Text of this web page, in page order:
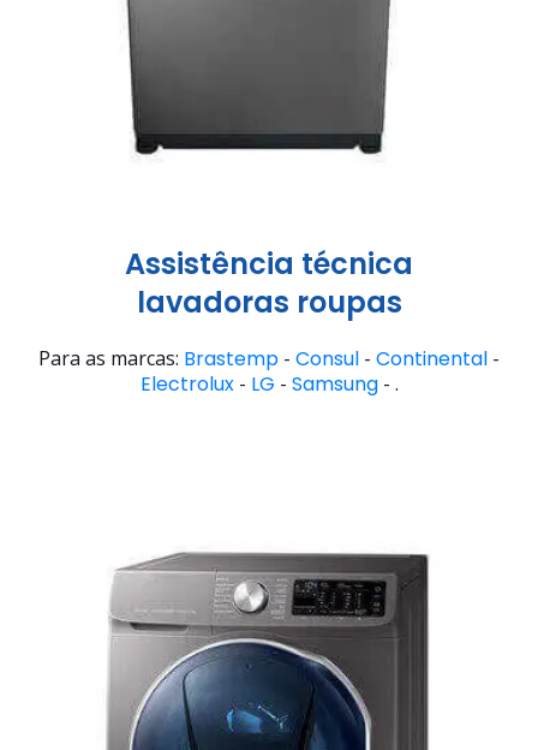
Assistência técnica
lavadoras roupas
Para as marcas: Brastemp - Consul - Continental -
Electrolux- LG - Samsung- .